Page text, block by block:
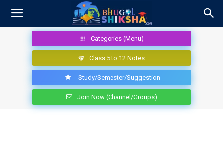
Categories (Menu)
Class 5 to 12 Notes
Study/Semester/Suggestion
Join Now (Channel/Groups)